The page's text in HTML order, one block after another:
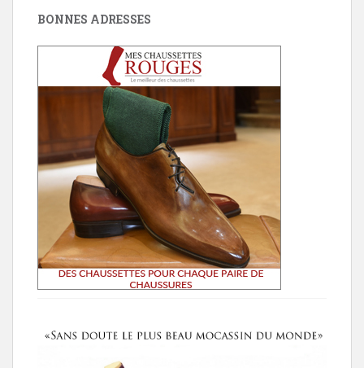
BONNES ADRESSES